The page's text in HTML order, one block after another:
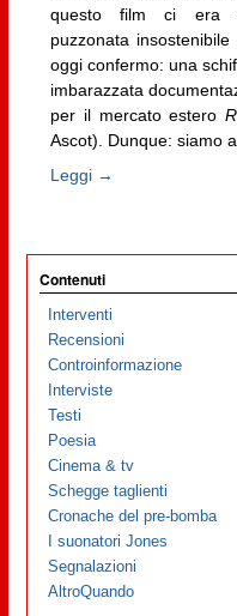
questo film ci era
puzzonata
oggi confermo: una
imbarazzata
per il mercato estero
Ascot). Dunque: siamo
Leggi →
Contenuti
Interventi
Recensioni
Controinformazione
Interviste
Testi
Poesia
Cinema & tv
Schegge taglienti
Cronache del pre-bomba
I suonatori Jones
Segnalazioni
AltroQuando